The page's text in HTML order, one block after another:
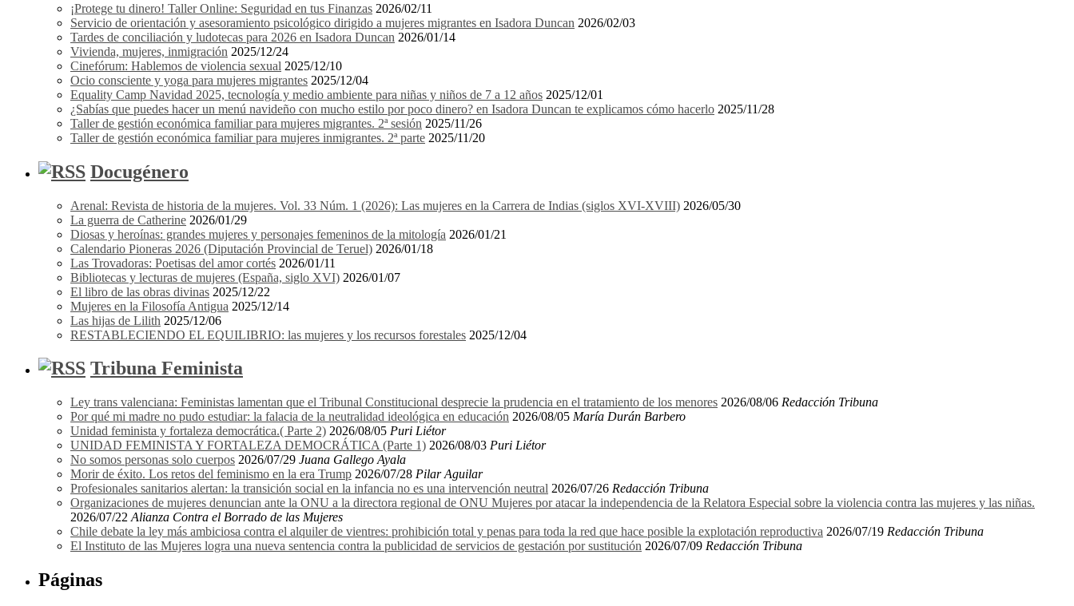
¡Protege tu dinero! Taller Online: Seguridad en tus Finanzas 2026/02/11
Servicio de orientación y asesoramiento psicológico dirigido a mujeres migrantes en Isadora Duncan 2026/02/03
Tardes de conciliación y ludotecas para 2026 en Isadora Duncan 2026/01/14
Vivienda, mujeres, inmigración 2025/12/24
Cinefórum: Hablemos de violencia sexual 2025/12/10
Ocio consciente y yoga para mujeres migrantes 2025/12/04
Equality Camp Navidad 2025, tecnología y medio ambiente para niñas y niños de 7 a 12 años 2025/12/01
¿Sabías que puedes hacer un menú navideño con mucho estilo por poco dinero? en Isadora Duncan te explicamos cómo hacerlo 2025/11/28
Taller de gestión económica familiar para mujeres migrantes. 2ª sesión 2025/11/26
Taller de gestión económica familiar para mujeres inmigrantes. 2ª parte 2025/11/20
Docugénero
Arenal: Revista de historia de la mujeres. Vol. 33 Núm. 1 (2026): Las mujeres en la Carrera de Indias (siglos XVI-XVIII) 2026/05/30
La guerra de Catherine 2026/01/29
Diosas y heroínas: grandes mujeres y personajes femeninos de la mitología 2026/01/21
Calendario Pioneras 2026 (Diputación Provincial de Teruel) 2026/01/18
Las Trovadoras: Poetisas del amor cortés 2026/01/11
Bibliotecas y lecturas de mujeres (España, siglo XVI) 2026/01/07
El libro de las obras divinas 2025/12/22
Mujeres en la Filosofía Antigua 2025/12/14
Las hijas de Lilith 2025/12/06
RESTABLECIENDO EL EQUILIBRIO: las mujeres y los recursos forestales 2025/12/04
Tribuna Feminista
Ley trans valenciana: Feministas lamentan que el Tribunal Constitucional desprecie la prudencia en el tratamiento de los menores 2026/08/06 Redacción Tribuna
Por qué mi madre no pudo estudiar: la falacia de la neutralidad ideológica en educación 2026/08/05 María Durán Barbero
Unidad feminista y fortaleza democrática.( Parte 2) 2026/08/05 Puri Liétor
UNIDAD FEMINISTA Y FORTALEZA DEMOCRÁTICA (Parte 1) 2026/08/03 Puri Liétor
No somos personas solo cuerpos 2026/07/29 Juana Gallego Ayala
Morir de éxito. Los retos del feminismo en la era Trump 2026/07/28 Pilar Aguilar
Profesionales sanitarios alertan: la transición social en la infancia no es una intervención neutral 2026/07/26 Redacción Tribuna
Organizaciones de mujeres denuncian ante la ONU a la directora regional de ONU Mujeres por atacar la independencia de la Relatora Especial sobre la violencia contra las mujeres y las niñas.
2026/07/22 Alianza Contra el Borrado de las Mujeres
Chile debate la ley más ambiciosa contra el alquiler de vientres: prohibición total y penas para toda la red que hace posible la explotación reproductiva 2026/07/19 Redacción Tribuna
El Instituto de las Mujeres logra una nueva sentencia contra la publicidad de servicios de gestación por sustitución 2026/07/09 Redacción Tribuna
Páginas